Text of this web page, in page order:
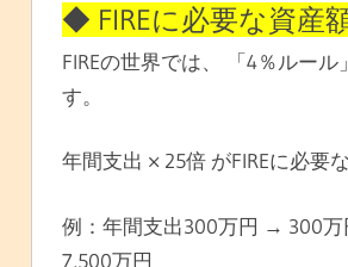
◆ FIREに必要な資産
FIREの世界では、 「4％ルール
す。
年間支出 × 25倍 がFIREに必要
例：年間支出300万円 → 300万
7,500万円